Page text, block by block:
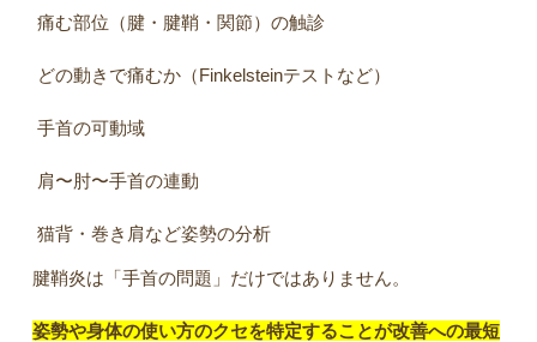
痛む部位（腱・腱鞘・関節）の触診
どの動きで痛むか（Finkelsteinテストなど）
手首の可動域
肩〜肘〜手首の連動
猫背・巻き肩など姿勢の分析
腱鞘炎は「手首の問題」だけではありません。
姿勢や身体の使い方のクセを特定することが改善への最短